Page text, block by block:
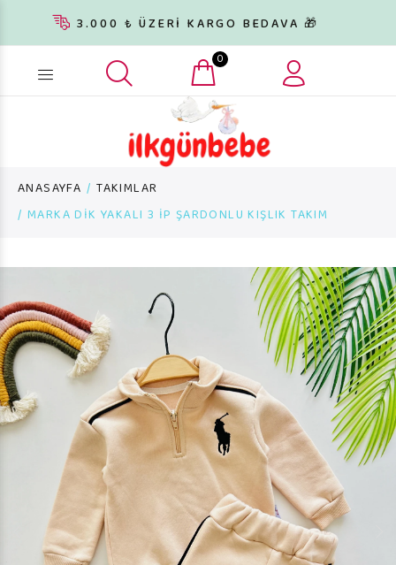
3.000 ₺ ÜZERİ KARGO BEDAVA 🎁
Ürün arama... 0
ANASAYFA
TAKIMLAR
MARKA DİK YAKALI 3 İP ŞARDONLU KIŞLIK TAKIM